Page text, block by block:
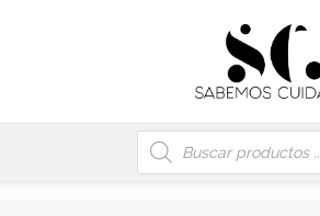
Búsqueda
de
productos